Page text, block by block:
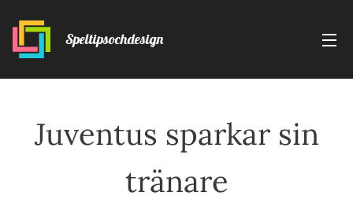
Speltipsochdesign
Juventus sparkar sin
tränare